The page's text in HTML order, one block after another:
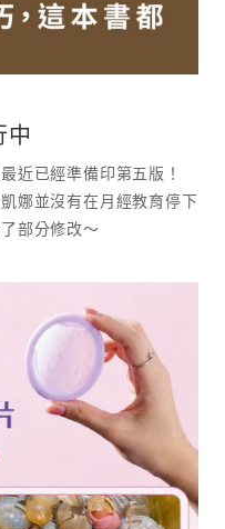
中
近已經準備印第五版！
娜並沒有在月經教育停下
部分修改～